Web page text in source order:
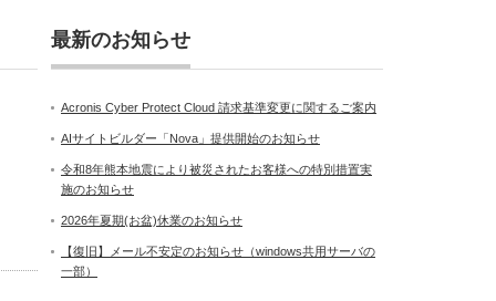
最新のお知らせ
Acronis Cyber Protect Cloud 請求基準変更に関するご案内
AIサイトビルダー「Nova」提供開始のお知らせ
令和8年熊本地震により被災されたお客様への特別措置実
施のお知らせ
2026年夏期(お盆)休業のお知らせ
【復旧】メール不安定のお知らせ（windows共用サーバの
一部）